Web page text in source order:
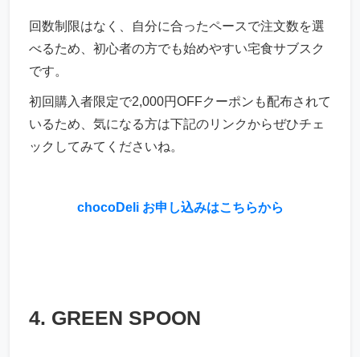
回数制限はなく、自分に合ったペースで注文数を選
べるため、初心者の方でも始めやすい宅食サブスク
です。
初回購入者限定で2,000円OFFクーポンも配布されて
いるため、気になる方は下記のリンクからぜひチェ
ックしてみてくださいね。
chocoDeli お申し込みはこちらから
4. GREEN SPOON